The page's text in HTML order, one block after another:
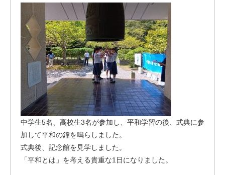
中学生5名、高校生3名が参加し、平和学習の後、式典に参
加して平和の鐘を鳴らしました。
式典後、記念館を見学しました。
「平和とは」を考える貴重な1日になりました。